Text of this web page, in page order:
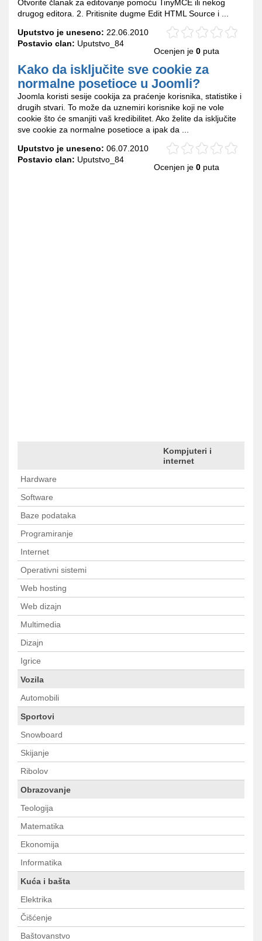
Otvorite članak za editovanje pomoću TinyMCE ili nekog
drugog editora. 2. Pritisnite dugme Edit HTML Source i ...
Uputstvo je uneseno: 22.06.2010
Postavio clan: Uputstvo_84
Ocenjen je 0 puta
Kako da isključite sve cookie za
normalne posetioce u Joomli?
Joomla koristi sesije cookija za praćenje korisnika, statistike i
drugih stvari. To može da uznemiri korisnike koji ne vole
cookie što će smanjiti vaš kredibilitet. Ako želite da isključite
sve cookie za normalne posetioce a ipak da ...
Uputstvo je uneseno: 06.07.2010
Postavio clan: Uputstvo_84
Ocenjen je 0 puta
Kompjuteri i
internet
Hardware
Software
Baze podataka
Programiranje
Internet
Operativni sistemi
Web hosting
Web dizajn
Multimedia
Dizajn
Igrice
Vozila
Automobili
Sportovi
Snowboard
Skijanje
Ribolov
Obrazovanje
Teologija
Matematika
Ekonomija
Informatika
Kuća i bašta
Elektrika
Čišćenje
Baštovanstvo